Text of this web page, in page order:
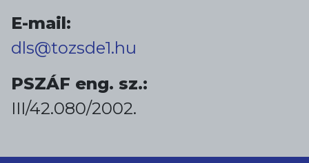
E-mail:
dls@tozsde1.hu
PSZÁF eng. sz.:
III/42.080/2002.